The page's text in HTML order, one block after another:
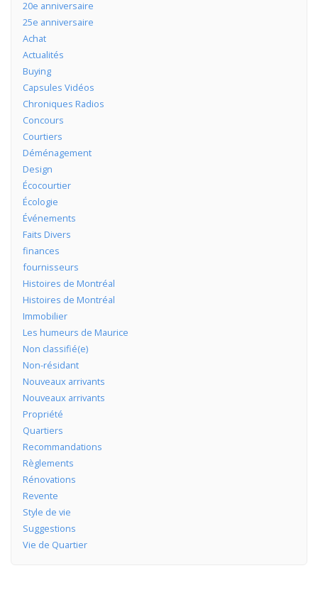
20e anniversaire
25e anniversaire
Achat
Actualités
Buying
Capsules Vidéos
Chroniques Radios
Concours
Courtiers
Déménagement
Design
Écocourtier
Écologie
Événements
Faits Divers
finances
fournisseurs
Histoires de Montréal
Histoires de Montréal
Immobilier
Les humeurs de Maurice
Non classifié(e)
Non-résidant
Nouveaux arrivants
Nouveaux arrivants
Propriété
Quartiers
Recommandations
Règlements
Rénovations
Revente
Style de vie
Suggestions
Vie de Quartier